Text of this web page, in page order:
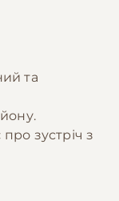
та
про зустріч з